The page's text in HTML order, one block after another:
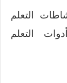
التعلم
التعلم